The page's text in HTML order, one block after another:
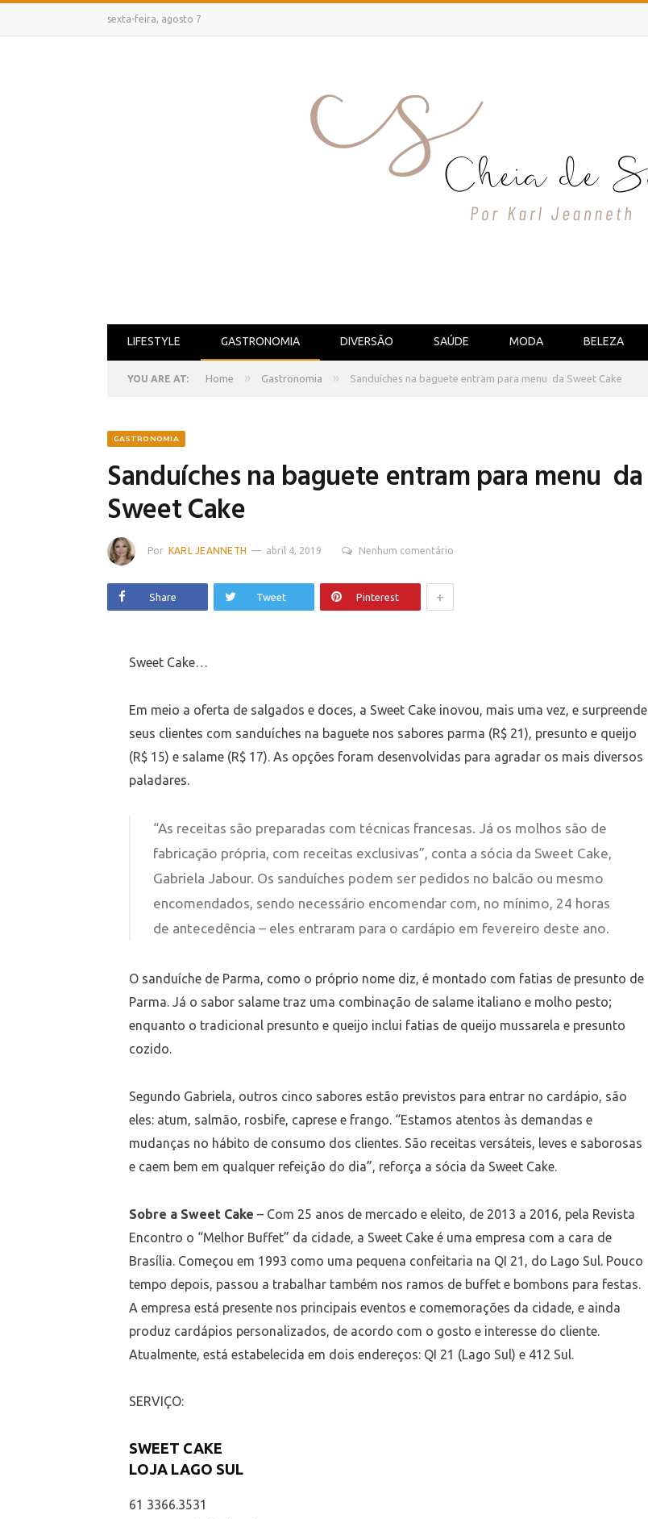
sexta-feira, agosto 7
LIFESTYLE GASTRONOMIA DIVERSÃO SAÚDE MODA BELEZA
YOU ARE AT: Home » Gastronomia » Sanduíches na baguete entram para menu da Sweet Cake
GASTRONOMIA
Sanduíches na baguete entram para menu da
Sweet Cake
Por KARL JEANNETH abril 4, 2019 Nenhum comentário
Share Tweet Pinterest +
Sweet Cake…
Em meio a oferta de salgados e doces, a Sweet Cake inovou, mais uma vez, e surpreende
seus clientes com sanduíches na baguete nos sabores parma (R$ 21), presunto e queijo
(R$ 15) e salame (R$ 17). As opções foram desenvolvidas para agradar os mais diversos
paladares.
“As receitas são preparadas com técnicas francesas. Já os molhos são de
fabricação própria, com receitas exclusivas”, conta a sócia da Sweet Cake,
Gabriela Jabour. Os sanduíches podem ser pedidos no balcão ou mesmo
encomendados, sendo necessário encomendar com, no mínimo, 24 horas
de antecedência – eles entraram para o cardápio em fevereiro deste ano.
O sanduíche de Parma, como o próprio nome diz, é montado com fatias de presunto de
Parma. Já o sabor salame traz uma combinação de salame italiano e molho pesto;
enquanto o tradicional presunto e queijo inclui fatias de queijo mussarela e presunto
cozido.
Segundo Gabriela, outros cinco sabores estão previstos para entrar no cardápio, são
eles: atum, salmão, rosbife, caprese e frango. “Estamos atentos às demandas e
mudanças no hábito de consumo dos clientes. São receitas versáteis, leves e saborosas
e caem bem em qualquer refeição do dia”, reforça a sócia da Sweet Cake.
Sobre a Sweet Cake – Com 25 anos de mercado e eleito, de 2013 a 2016, pela Revista
Encontro o “Melhor Buffet” da cidade, a Sweet Cake é uma empresa com a cara de
Brasília. Começou em 1993 como uma pequena confeitaria na QI 21, do Lago Sul. Pouco
tempo depois, passou a trabalhar também nos ramos de buffet e bombons para festas.
A empresa está presente nos principais eventos e comemorações da cidade, e ainda
produz cardápios personalizados, de acordo com o gosto e interesse do cliente.
Atualmente, está estabelecida em dois endereços: QI 21 (Lago Sul) e 412 Sul.
SERVIÇO:
SWEET CAKE
LOJA LAGO SUL
61 3366.3531